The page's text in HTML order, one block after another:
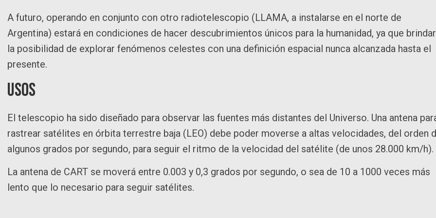
A futuro, operando en conjunto con otro radiotelescopio (LLAMA, a instalarse en el norte de
Argentina) estará en condiciones de hacer descubrimientos únicos para la humanidad, ya que
la posibilidad de explorar fenómenos celestes con una definición espacial nunca alcanzada hasta el
presente.
Usos
El telescopio ha sido diseñado para observar las fuentes más distantes del Universo. Una antena
rastrear satélites en órbita terrestre baja (LEO) debe poder moverse a altas velocidades, del orden
algunos grados por segundo, para seguir el ritmo de la velocidad del satélite (de unos 28.000 km/h).
La antena de CART se moverá entre 0.003 y 0,3 grados por segundo, o sea de 10 a 1000 veces más
lento que lo necesario para seguir satélites.